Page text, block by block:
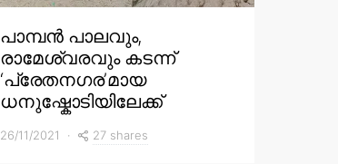
പാമ്പൻ പാലവും,
രാമേശ്വരവും കടന്ന്
‘പ്രേതനഗര’മായ
ധനുഷ്കോടിയിലേക്ക്
26/11/2021 27 shares